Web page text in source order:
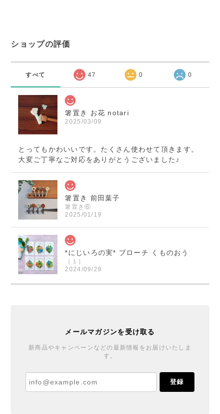
ショップの評価
すべて 47 0 0
箸置き お花 notari
2025/03/09
とってもかわいいです。たくさん使わせて頂きます。
大変ご丁寧なご対応をありがとうございました♪
箸置き 前田葉子
箸置き⑥
2025/01/19
*にじいろの実* ブローチ くものおう
［１］
2024/09/29
*にじいろの実* ブローチ くものおう
丁寧で温かい対応と梱包をありがとうございました♪
ブローチもとても可愛くご縁を賜りまして嬉しいで
メールマガジンを受け取る
新商品やキャンペーンなどの最新情報をお届けいたしま
す。
登録